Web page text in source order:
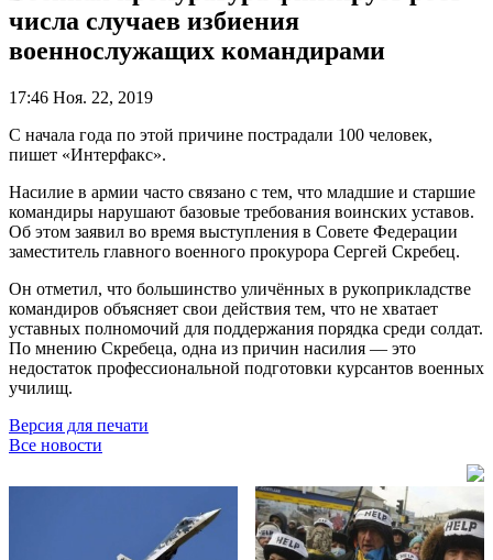
числа случаев избиения
военнослужащих командирами
17:46 Ноя. 22, 2019
С начала года по этой причине пострадали 100 человек,
пишет «Интерфакс».
Насилие в армии часто связано с тем, что младшие и старшие
командиры нарушают базовые требования воинских уставов.
Об этом заявил во время выступления в Совете Федерации
заместитель главного военного прокурора Сергей Скребец.
Он отметил, что большинство уличённых в рукоприкладстве
командиров объясняет свои действия тем, что не хватает
уставных полномочий для поддержания порядка среди солдат.
По мнению Скребеца, одна из причин насилия — это
недостаток профессиональной подготовки курсантов военных
училищ.
Версия для печати
Все новости